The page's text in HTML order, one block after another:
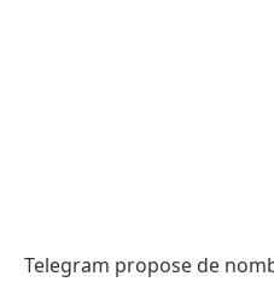
Telegram propose de